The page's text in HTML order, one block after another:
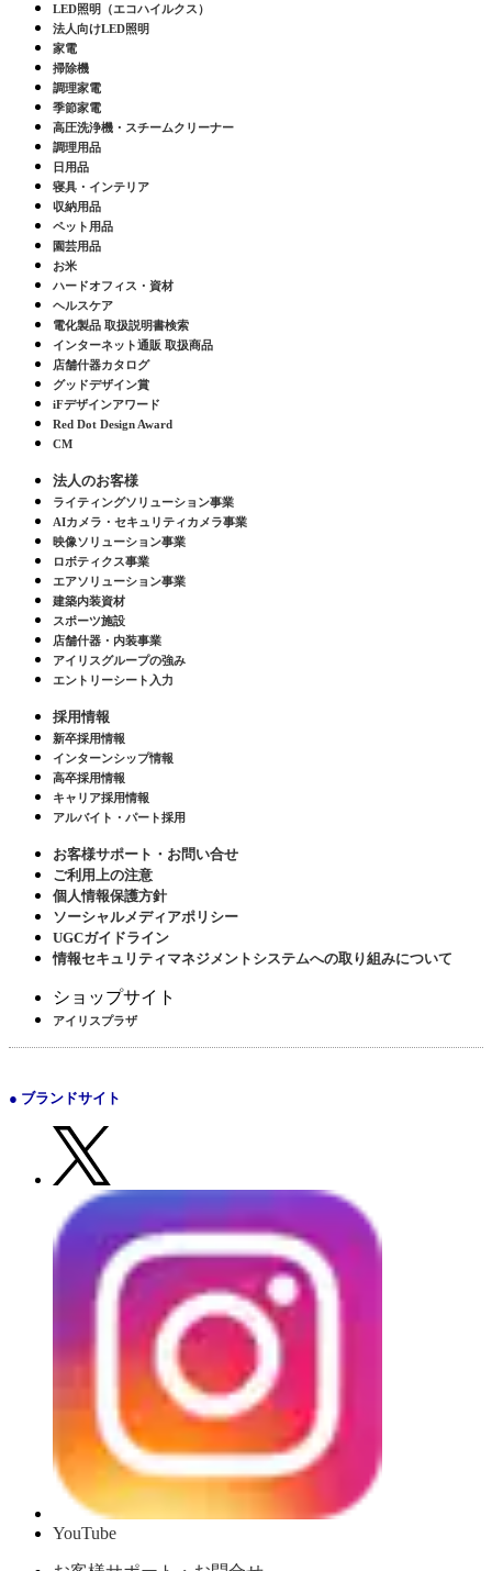
LED照明（エコハイルクス）
法人向けLED照明
家電
掃除機
調理家電
季節家電
高圧洗浄機・スチームクリーナー
調理用品
日用品
寝具・インテリア
収納用品
ペット用品
園芸用品
お米
ハードオフィス・資材
ヘルスケア
電化製品 取扱説明書検索
インターネット通販 取扱商品
店舗什器カタログ
グッドデザイン賞
iFデザインアワード
Red Dot Design Award
CM
法人のお客様
ライティングソリューション事業
AIカメラ・セキュリティカメラ事業
映像ソリューション事業
ロボティクス事業
エアソリューション事業
建築内装資材
スポーツ施設
店舗什器・内装事業
アイリスグループの強み
エントリーシート入力
採用情報
新卒採用情報
インターンシップ情報
高卒採用情報
キャリア採用情報
アルバイト・パート採用
お客様サポート・お問い合せ
ご利用上の注意
個人情報保護方針
ソーシャルメディアポリシー
UGCガイドライン
情報セキュリティマネジメントシステムへの取り組みについて
ショップサイト
アイリスプラザ
● ブランドサイト
YouTube